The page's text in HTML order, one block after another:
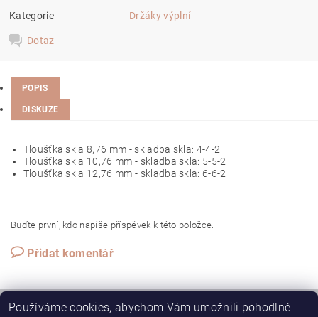
Kategorie Držáky výplní
Dotaz
POPIS
DISKUZE
Tloušťka skla 8,76 mm - skladba skla: 4-4-2
Tloušťka skla 10,76 mm - skladba skla: 5-5-2
Tloušťka skla 12,76 mm - skladba skla: 6-6-2
Buďte první, kdo napíše příspěvek k této položce.
Přidat komentář
Používáme cookies, abychom Vám umožnili pohodlné